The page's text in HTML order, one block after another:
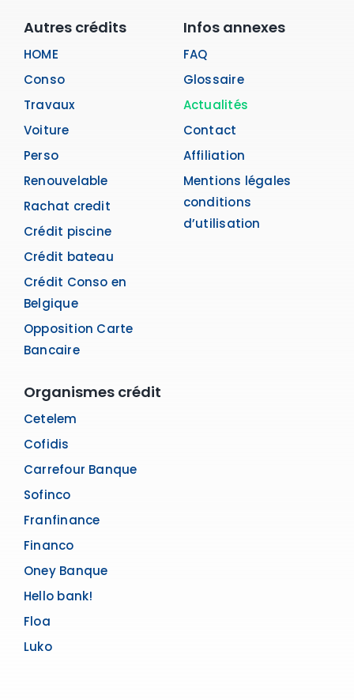
Autres crédits
HOME
Conso
Travaux
Voiture
Perso
Renouvelable
Rachat credit
Crédit piscine
Crédit bateau
Crédit Conso en
Belgique
Opposition Carte
Bancaire
Infos annexes
FAQ
Glossaire
Actualités
Contact
Affiliation
Mentions légales
conditions
d’utilisation
Organismes crédit
Cetelem
Cofidis
Carrefour Banque
Sofinco
Franfinance
Financo
Oney Banque
Hello bank!
Floa
Luko